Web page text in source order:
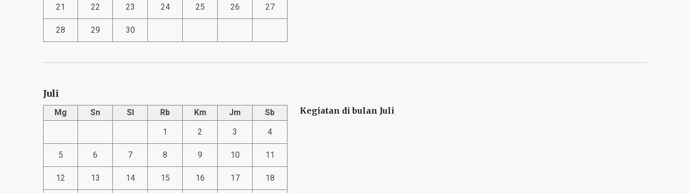
21 22 23 24 25 26 27
28 29 30
Juli
Mg Sn Sl Rb Km Jm
Sb
1
2 3 4
5 6 7 8 9 10 11
12 13 14 15 16 17 18
Kegiatan di bulan Juli